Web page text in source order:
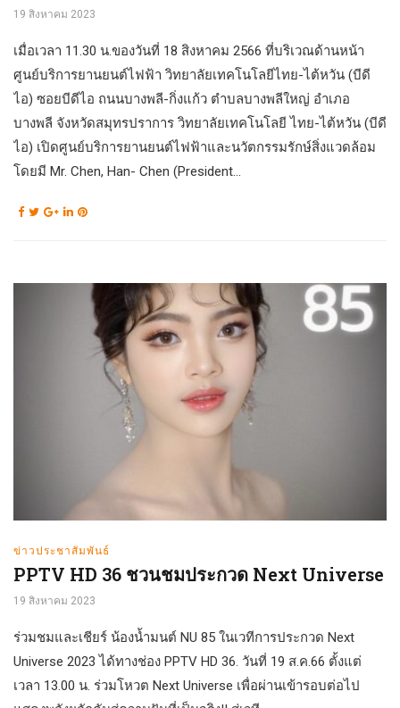
19 สิงหาคม 2023
เมื่อเวลา 11.30 น.ของวันที่ 18 สิงหาคม 2566 ที่บริเวณด้านหน้า
ศูนย์บริการยานยนต์ไฟฟ้า วิทยาลัยเทคโนโลยีไทย-ไต้หวัน (บีดี
ไอ) ซอยบีดีไอ ถนนบางพลี-กิ่งแก้ว ตำบลบางพลีใหญ่ อำเภอ
บางพลี จังหวัดสมุทรปราการ วิทยาลัยเทคโนโลยี ไทย-ไต้หวัน (บีดี
ไอ) เปิดศูนย์บริการยานยนต์ไฟฟ้าและนวัตกรรมรักษ์สิ่งแวดล้อม
โดยมี Mr. Chen, Han- Chen (President...
ข่าวประชาสัมพันธ์
PPTV HD 36 ชวนชมประกวด Next Universe
19 สิงหาคม 2023
ร่วมชมและเชียร์ น้องน้ำมนต์ NU 85 ในเวทีการประกวด Next
Universe 2023 ได้ทางช่อง PPTV HD 36. วันที่ 19 ส.ค.66 ตั้งแต่
เวลา 13.00 น. ร่วมโหวต Next Universe เพื่อผ่านเข้ารอบต่อไป